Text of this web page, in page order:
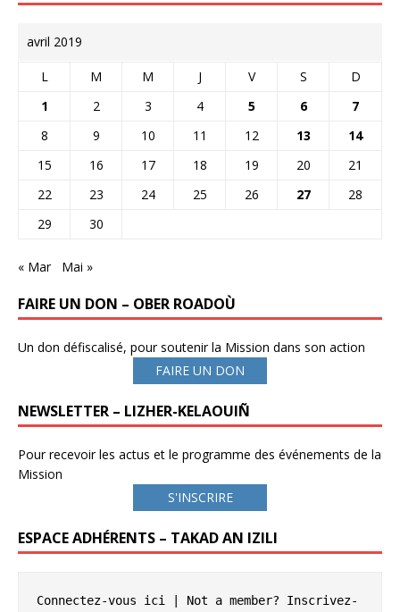
avril 2019
L M M J V S
D
1
2 3 4 5 6
7
8
9 10 11 12 13
14
15
16 17 18 19 20
21
22
23 24 25 26 27
28
29
30
« Mar Mai »
FAIRE UN DON – OBER ROADOÙ
Un don défiscalisé, pour soutenir la Mission dans son action
FAIRE UN DON
NEWSLETTER – LIZHER-KELAOUIÑ
Pour recevoir les actus et le programme des événements de la
Mission
S'INSCRIRE
ESPACE ADHÉRENTS – TAKAD AN IZILI
Connectez-vous ici | Not a member? Inscrivez-